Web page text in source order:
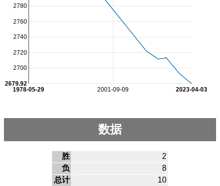
2001-09-09
1978-05-29 2023-04-03
2700
2720
2740
2760
2780
2679.92
数据
胜
2
负
8
总计
10